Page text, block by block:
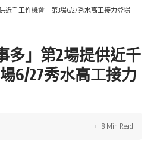
近千工作機會 第3場6/27秀水高工接力登場
多」第2場提供近千
6/27秀水高工接力
8 Min Read